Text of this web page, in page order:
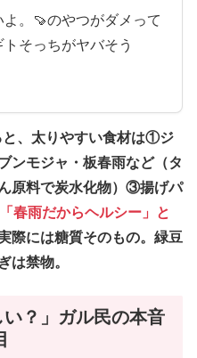
。🍠のやつがダメって
そっちがヤバそう
と、太りやすい食材は①ジ
ンモジャ・板春雨など（タ
原料で炭水化物）③揚げパ
「春雨だからヘルシー」と
際には糖質そのもの。緑豆
は禁物。
？」ガル民の本音